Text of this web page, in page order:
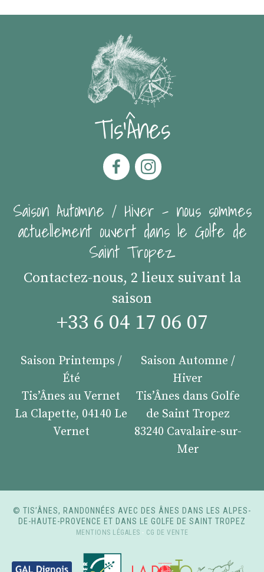
Tis'Ânes
Saison Automne / Hiver - nous sommes
actuellement ouvert dans le Golfe de
Saint Tropez
Contactez-nous, 2 lieux suivant la
saison
+33 6 04 17 06 07
Saison Printemps /
Été
Tis’Ânes au Vernet
La Clapette, 04140 Le
Vernet
Saison Automne /
Hiver
Tis’Ânes dans Golfe
de Saint Tropez
83240 Cavalaire-sur-
Mer
© TIS’ÂNES, RANDONNÉES AVEC DES ÂNES DANS LES ALPES-
DE-HAUTE-PROVENCE ET DANS LE GOLFE DE SAINT TROPEZ
MENTIONS LÉGALES - CG DE VENTE